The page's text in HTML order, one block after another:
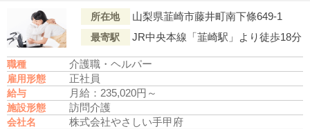
所在地 山梨県韮崎市藤井町南下條649-1
最寄駅 JR中央本線「韮崎駅」より徒歩18分
職種 介護職・ヘルパー
雇用形態 正社員
給与 月給：235,020円～
施設形態 訪問介護
会社名 株式会社やさしい手甲府